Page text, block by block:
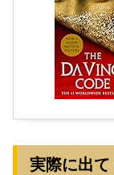
実際に出て